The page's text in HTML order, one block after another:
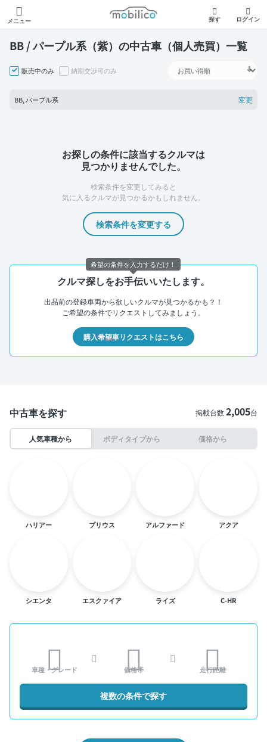
メニュー
モビリコ
探す ログイン
BB / パープル系（紫）の中古車（個人売買）一覧
販売中のみ 納期交渉可のみ
BB, パープル系 変更
お探しの条件に該当するクルマは
見つかりませんでした。
検索条件を変更してみると
気に入るクルマが見つかるかもしれません。
検索条件を変更する
クルマ探しをお手伝いいたします。
出品前の登録車両から欲しいクルマが見つかるかも？！
ご希望の条件でリクエストしてみましょう。
購入希望車リクエストはこちら
中古車を探す 掲載台数2,005台
人気車種から ボディタイプから 価格から
ハリアー プリウス アルファード アクア
シエンタ エスクァイア ライズ C-HR
車種・グレード 価格帯 走行距離
複数の条件で探す
希望の条件を入力するだけ！